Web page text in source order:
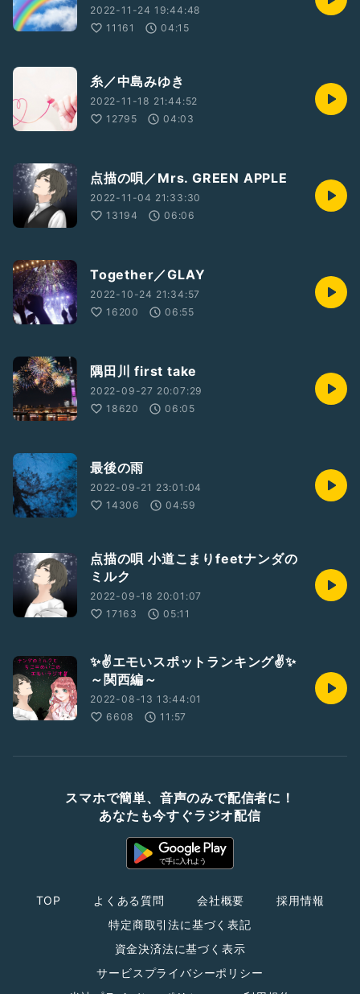
2022-11-24 19:44:48
11161
04:15
糸／中島みゆき
2022-11-18 21:44:52
12795
04:03
点描の唄／Mrs. GREEN APPLE
2022-11-04 21:33:30
13194
06:06
Together／GLAY
2022-10-24 21:34:57
16200
06:55
隅田川 first take
2022-09-27 20:07:29
18620
06:05
最後の雨
2022-09-21 23:01:04
14306
04:59
点描の唄 小道こまりfeetナンダの
ミルク
2022-09-18 20:01:07
17163
05:11
✨✌️エモいスポットランキング✌️✨️
～関西編～
2022-08-13 13:44:01
6608
11:57
スマホで簡単、音声のみで配信者に！
あなたも今すぐラジオ配信
TOP よくある質問 会社概要
採用情報
特定商取引法に基づく表記
資金決済法に基づく表示
サービスプライバシーポリシー